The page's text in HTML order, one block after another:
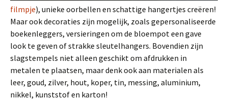
filmpje), unieke oorbellen en schattige hangertjes creëren!
Maar ook decoraties zijn mogelijk, zoals gepersonaliseerde
boekenleggers, versieringen om de bloempot een gave
look te geven of strakke sleutelhangers. Bovendien zijn
slagstempels niet alleen geschikt om afdrukken in
metalen te plaatsen, maar denk ook aan materialen als
leer, goud, zilver, hout, koper, tin, messing, aluminium,
nikkel, kunststof en karton!